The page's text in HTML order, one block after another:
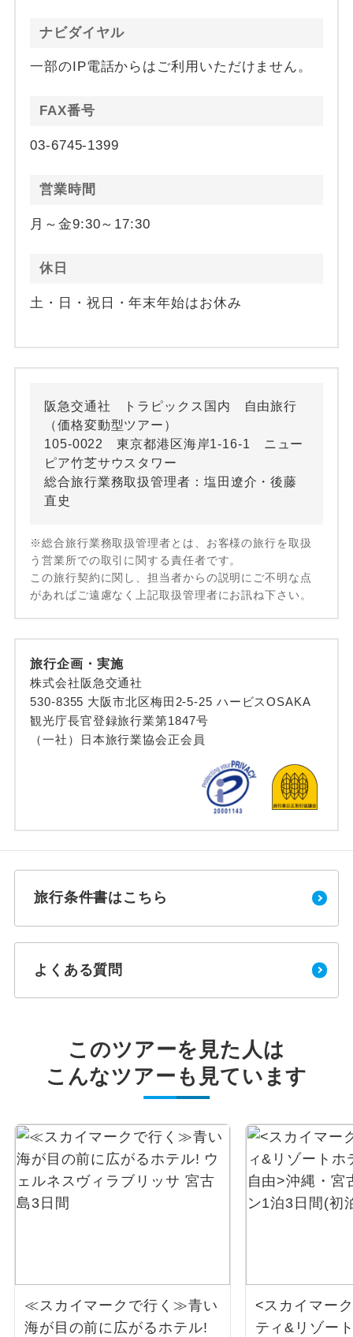
ナビダイヤル
一部のIP電話からはご利用いただけません。
FAX番号
03-6745-1399
営業時間
月～金9:30～17:30
休日
土・日・祝日・年末年始はお休み
阪急交通社 トラピックス国内 自由旅行
（価格変動型ツアー）
105-0022 東京都港区海岸1-16-1 ニュー
ピア竹芝サウスタワー
総合旅行業務取扱管理者：塩田遼介・後藤
直史
※総合旅行業務取扱管理者とは、お客様の旅行を取扱
う営業所での取引に関する責任者です。
この旅行契約に関し、担当者からの説明にご不明な点
があればご遠慮なく上記取扱管理者にお訊ね下さい。
旅行企画・実施
株式会社阪急交通社
530-8355 大阪市北区梅田2-5-25 ハービスOSAKA
観光庁長官登録旅行業第1847号
（一社）日本旅行業協会正会員
旅行条件書はこちら
よくある質問
このツアーを見た人は
こんなツアーも見ています
≪スカイマークで行く≫青い
海が目の前に広がるホテル!
<スカイマー
ティ&リゾー